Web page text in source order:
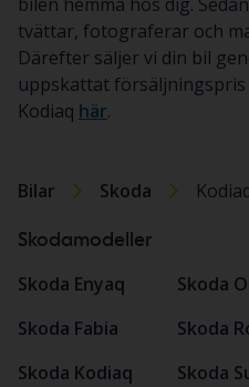
tvättar, fotograferar och
Därefter säljer vi din bil
uppskattat försäljningspris
Kodiaq här.
Bilar Skoda
Skodamodeller
Skoda Enyaq
Skoda Fabia
Skoda Kodiaq
Skoda
Skoda
Skoda